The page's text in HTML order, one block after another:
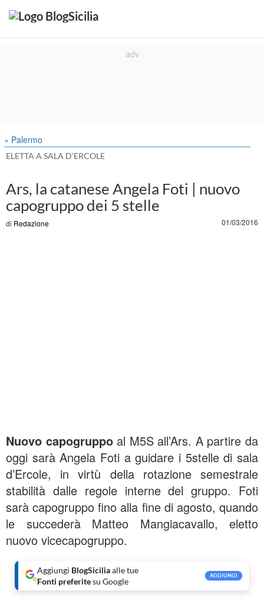
» Palermo
ELETTA A SALA D'ERCOLE
Ars, la catanese Angela Foti | nuovo
capogruppo dei 5 stelle
di Redazione 01/03/2016
Nuovo capogruppoal M5S all’Ars. A partire da
oggi sarà Angela Foti a guidare i 5stelle di sala
d’Ercole, in virtù della rotazione semestrale
stabilità dalle regole interne del gruppo. Foti
sarà capogruppo fino alla fine di agosto, quando
le succederà Matteo Mangiacavallo, eletto
nuovo vicecapogruppo.
Aggiungi BlogSiciliaalle tue
Fonti preferitesu Google
AGGIUNGI